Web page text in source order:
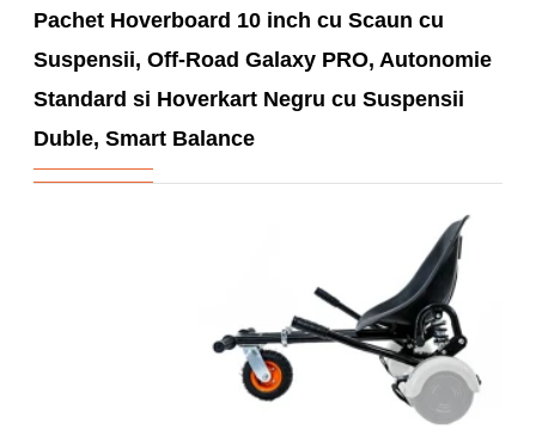
Pachet Hoverboard 10 inch cu Scaun cu
Suspensii, Off-Road Galaxy PRO, Autonomie
Standard si Hoverkart Negru cu Suspensii
Duble, Smart Balance